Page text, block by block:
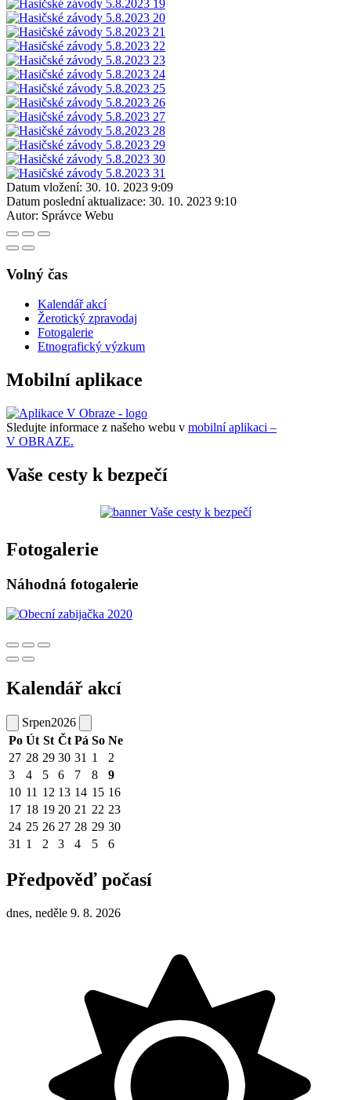
Datum vložení: 30. 10. 2023 9:09
Datum poslední aktualizace: 30. 10. 2023 9:10
Autor: Správce Webu
Volný čas
Kalendář akcí
Žerotický zpravodaj
Fotogalerie
Etnografický výzkum
Mobilní aplikace
Sledujte informace z našeho webu v mobilní aplikaci –
V OBRAZE.
Vaše cesty k bezpečí
Fotogalerie
Náhodná fotogalerie
Kalendář akcí
Srpen2026
Po Út St Čt Pá So Ne
27 28 29 30 31 1
2
3
4 5 6 7 8
9
10 11 12 13 14 15 16
17 18 19 20 21 22 23
24 25 26 27 28 29 30
31 1 2 3 4 5 6
Předpověď počasí
dnes, neděle 9. 8. 2026